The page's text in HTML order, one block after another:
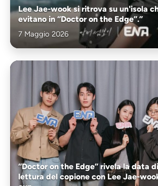
Lee Jae-wook si ritrova su un'isola
evitano in “Doctor on the Edge”.”
7 Maggio 2026
“Doctor on the Edge” rivela la data
lettura del copione con Lee Jae-